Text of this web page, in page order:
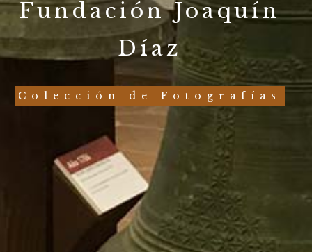
Fundación Joaquín
Díaz
Colección de Fotografías